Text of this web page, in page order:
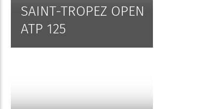
SAINT-TROPEZ OPEN
ATP 125